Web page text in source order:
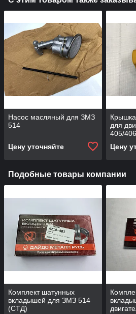
Насос масляный для ЗМЗ
514
Цену уточняйте
для
405/
Цену
Подобные товары компании
Комплект шатунных
вкладышей для ЗМЗ 514
(СТД)